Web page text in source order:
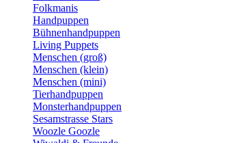
Folkmanis
Handpuppen
Bühnenhandpuppen
Living Puppets
Menschen (groß)
Menschen (klein)
Menschen (mini)
Tierhandpuppen
Monsterhandpuppen
Sesamstrasse Stars
Woozle Goozle